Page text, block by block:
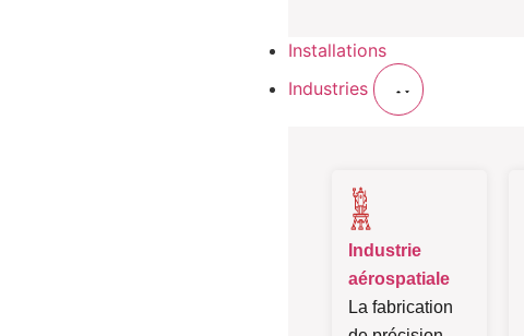
Installations
Industries
Industrie
aérospatiale
La fabrication